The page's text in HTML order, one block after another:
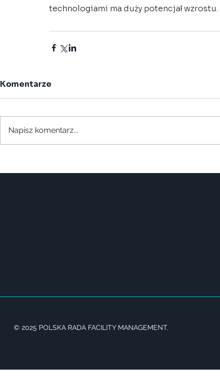
technologiami ma duży potencjał wzrostu.
Komentarze
Napisz komentarz...
© 2025 POLSKA RADA FACILITY MANAGEMENT.